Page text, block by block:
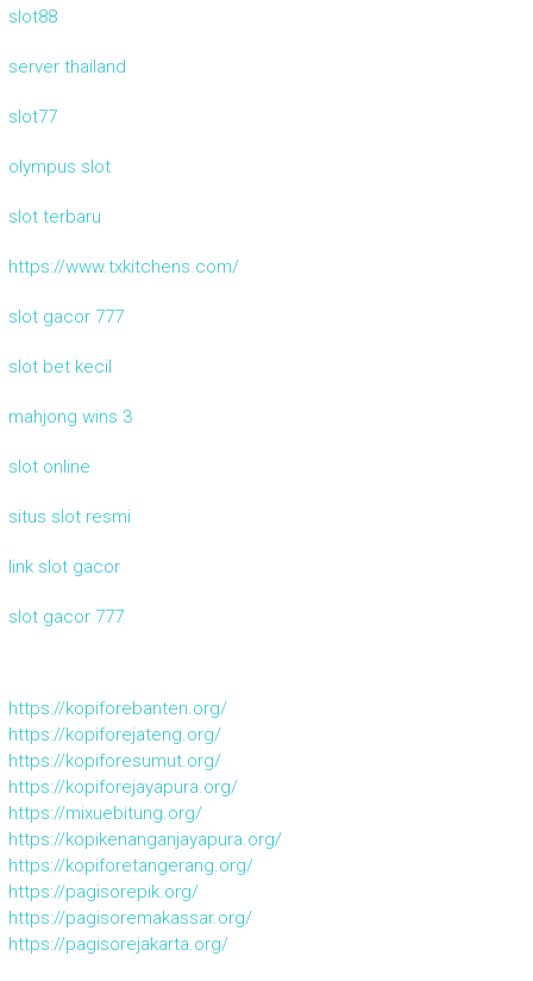
slot88
server thailand
slot77
olympus slot
slot terbaru
https://www.txkitchens.com/
slot gacor 777
slot bet kecil
mahjong wins 3
slot online
situs slot resmi
link slot gacor
slot gacor 777
https://kopiforebanten.org/
https://kopiforejateng.org/
https://kopiforesumut.org/
https://kopiforejayapura.org/
https://mixuebitung.org/
https://kopikenanganjayapura.org/
https://kopiforetangerang.org/
https://pagisorepik.org/
https://pagisoremakassar.org/
https://pagisorejakarta.org/